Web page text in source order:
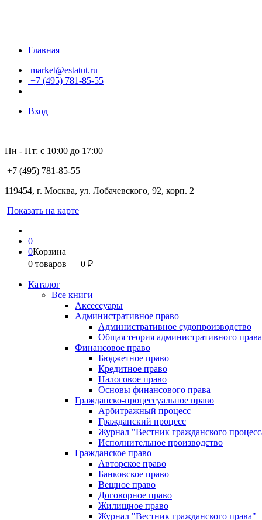
Главная
market@estatut.ru
+7 (495) 781-85-55
Вход
Пн - Пт: с 10:00 до 17:00
+7 (495) 781-85-55
119454, г. Москва, ул. Лобачевского, 92, корп. 2
Показать на карте
0
0Корзина
0 товаров — 0 ₽
Каталог
Все книги
Аксессуары
Административное право
Административное судопроизводство
Общая теория административного права
Финансовое право
Бюджетное право
Кредитное право
Налоговое право
Основы финансового права
Гражданско-процессуальное право
Арбитражный процесс
Гражданский процесс
Журнал "Вестник гражданского
Исполнительное производство
Гражданское право
Авторское право
Банковское право
Вещное право
Договорное право
Жилищное право
Журнал "Вестник гражданского права"